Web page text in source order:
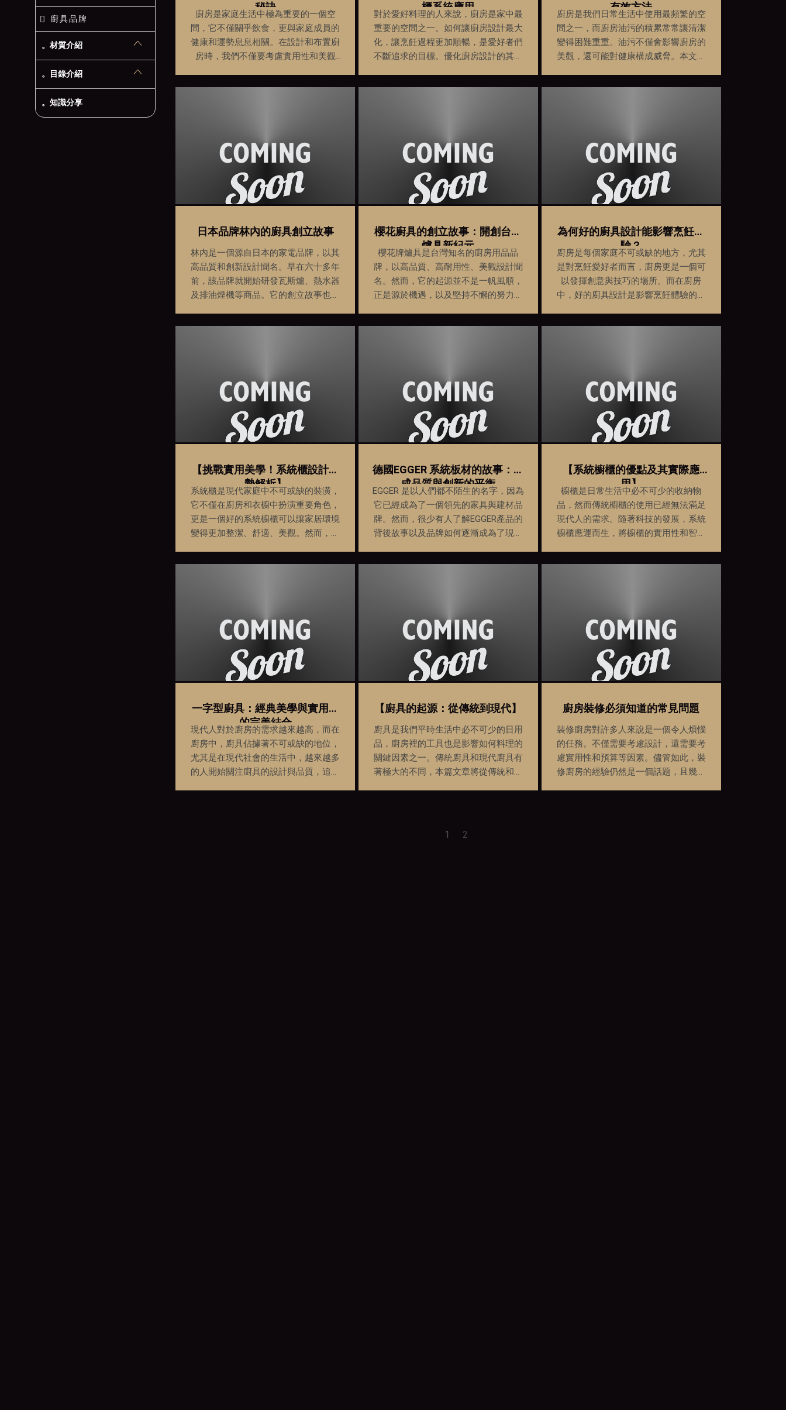
廚具品牌
。材質介紹
。目錄介紹
。知識分享
秘訣
廚房是家庭生活中極為重要的一個空
間，它不僅關乎飲食，更與家庭成員的
健康和運勢息息相關。在設計和布置廚
房時，我們不僅要考慮實用性和美觀
櫃系統應用
對於愛好料理的人來說，廚房是家中最
重要的空間之一。如何讓廚房設計最大
化，讓烹飪過程更加順暢，是愛好者們
不斷追求的目標。優化廚房設計的其中
有效方法
廚房是我們日常生活中使用最頻繁的空
間之一，而廚房油污的積累常常讓清潔
變得困難重重。油污不僅會影響廚房的
美觀，還可能對健康構成威脅。本文將
日本品牌林內的廚具創立故事
林內是一個源自日本的家電品牌，以其
高品質和創新設計聞名。早在六十多年
前，該品牌就開始研發瓦斯爐、熱水器
及排油煙機等商品。它的創立故事也充
櫻花廚具的創立故事：開創台灣
爐具新紀元
櫻花牌爐具是台灣知名的廚房用品品
牌，以高品質、高耐用性、美觀設計聞
名。然而，它的起源並不是一帆風順，
正是源於機遇，以及堅持不懈的努力，
為何好的廚具設計能影響烹飪體
驗？
廚房是每個家庭不可或缺的地方，尤其
是對烹飪愛好者而言，廚房更是一個可
以發揮創意與技巧的場所。而在廚房
中，好的廚具設計是影響烹飪體驗的關
【挑戰實用美學！系統櫃設計趨
勢解析】
系統櫃是現代家庭中不可或缺的裝潢，
它不僅在廚房和衣櫥中扮演重要角色，
更是一個好的系統櫥櫃可以讓家居環境
變得更加整潔、舒適、美觀。然而，要
德國EGGER 系統板材的故事：達
成品質與創新的平衡
EGGER 是以人們都不陌生的名字，因為
它已經成為了一個領先的家具與建材品
牌。然而，很少有人了解EGGER產品的
背後故事以及品牌如何逐漸成為了現在
【系統櫥櫃的優點及其實際應
用】
櫥櫃是日常生活中必不可少的收納物
品，然而傳統櫥櫃的使用已經無法滿足
現代人的需求。隨著科技的發展，系統
櫥櫃應運而生，將櫥櫃的實用性和智能
一字型廚具：經典美學與實用性
的完美結合
現代人對於廚房的需求越來越高，而在
廚房中，廚具佔據著不可或缺的地位，
尤其是在現代社會的生活中，越來越多
的人開始關注廚具的設計與品質，追求
【廚具的起源：從傳統到現代】
廚具是我們平時生活中必不可少的日用
品，廚房裡的工具也是影響如何料理的
關鍵因素之一。傳統廚具和現代廚具有
著極大的不同，本篇文章將從傳統和現
廚房裝修必須知道的常見問題
裝修廚房對許多人來說是一個令人煩惱
的任務。不僅需要考慮設計，還需要考
慮實用性和預算等因素。儘管如此，裝
修廚房的經驗仍然是一個話題，且幾乎
1 2